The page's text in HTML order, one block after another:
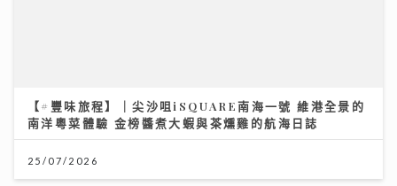
【#豐味旅程】｜尖沙咀iSQUARE南海一號 維港全景的
南洋粵菜體驗 金榜醬煮大蝦與茶燻雞的航海日誌
25/07/2026